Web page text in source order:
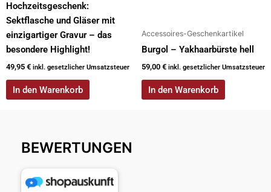
Hochzeitsgeschenk:
Sektflasche und Gläser mit
einzigartiger Gravur – das
besondere Highlight!
49,95 € inkl. gesetzlicher Umsatzsteuer
In den Warenkorb
Accessoires-Geschenkartikel
Burgol – Yakhaarbürste hell
59,00 € inkl. gesetzlicher Umsatzsteuer
In den Warenkorb
BEWERTUNGEN